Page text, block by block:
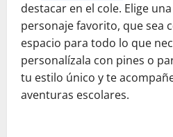
destacar en el cole. Elige
personaje favorito, que sea
espacio para todo lo que
personalízala con pines o
tu estilo único y te
aventuras escolares.